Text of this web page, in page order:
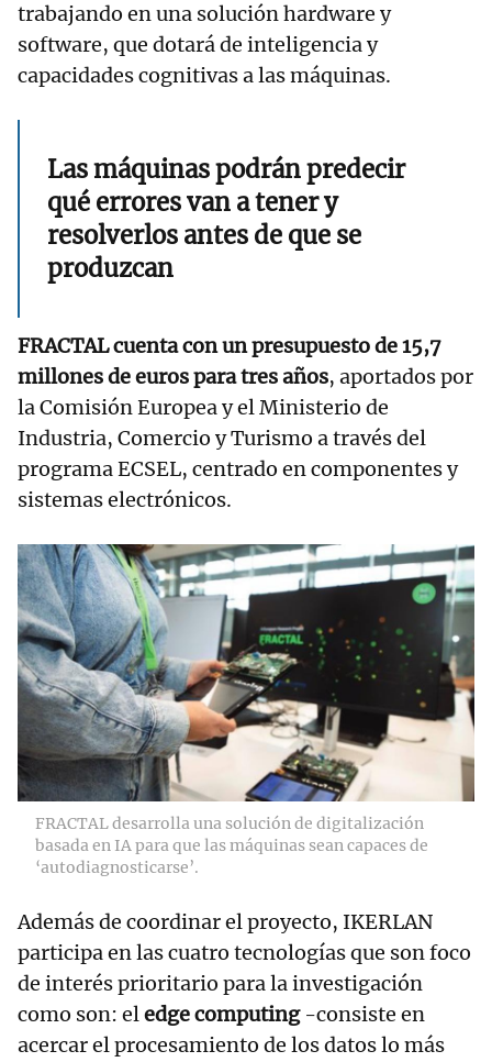
trabajando en una solución hardware y
software, que dotará de inteligencia y
capacidades cognitivas a las máquinas.
Las máquinas podrán predecir
qué errores van a tener y
resolverlos antes de que se
produzcan
FRACTAL cuenta con un presupuesto de 15,7
millones de euros para tres años, aportados por
la Comisión Europea y el Ministerio de
Industria, Comercio y Turismo a través del
programa ECSEL, centrado en componentes y
sistemas electrónicos.
FRACTAL desarrolla una solución de digitalización
basada en IA para que las máquinas sean capaces de
‘autodiagnosticarse’.
Además de coordinar el proyecto, IKERLAN
participa en las cuatro tecnologías que son foco
de interés prioritario para la investigación
como son: eledge computing -consiste en
acercar el procesamiento de los datos lo más